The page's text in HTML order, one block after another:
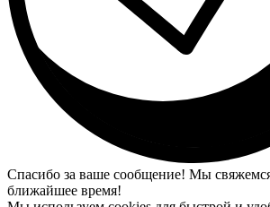
Спасибо за ваше сообщение! Мы
ближайшее время!